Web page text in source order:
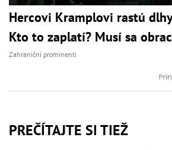
Hercovi Kramplovi rastú
Kto to zaplatí? Musí sa
Zahraniční prominenti
PREČÍTAJTE SI TIEŽ